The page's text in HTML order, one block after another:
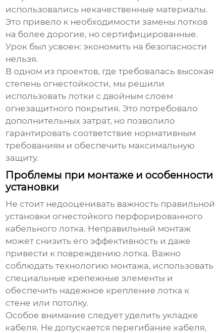
использовались некачественные материалы.
Это привело к необходимости замены лотков
на более дорогие, но сертифицированные.
Урок был усвоен: экономить на безопасности
нельзя.
В одном из проектов, где требовалась высокая
степень огнестойкости, мы решили
использовать лотки с двойным слоем
огнезащитного покрытия. Это потребовало
дополнительных затрат, но позволило
гарантировать соответствие нормативным
требованиям и обеспечить максимальную
защиту.
Проблемы при монтаже и особенности
установки
Не стоит недооценивать важность правильной
установки огнестойкого перфорированного
кабельного лотка. Неправильный монтаж
может снизить его эффективность и даже
привести к повреждению лотка. Важно
соблюдать технологию монтажа, использовать
специальные крепежные элементы и
обеспечить надежное крепление лотка к
стене или потолку.
Особое внимание следует уделить укладке
кабеля. Не допускается перегибание кабеля,